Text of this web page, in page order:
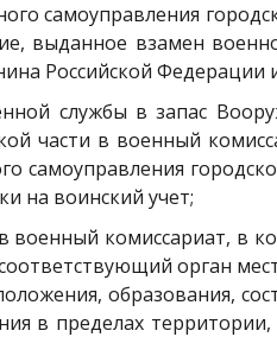
самоуправления
выданное взамен
Российской
службы в запас
части в военный
самоуправления
на воинский учет;
комиссариат, в
орган
образования,
в пределах